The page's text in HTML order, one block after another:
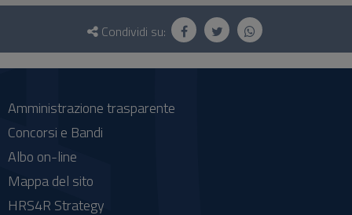
Questionario
social
Condividi su:
Amministrazione trasparente
Concorsi e Bandi
Albo on-line
Mappa del sito
HRS4R Strategy